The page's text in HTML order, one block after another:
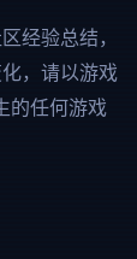
经验总结，
，请以游戏
的任何游戏